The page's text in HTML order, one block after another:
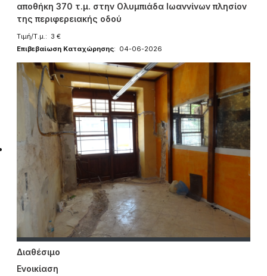
αποθήκη 370 τ.μ. στην Ολυμπιάδα Ιωαννίνων πλησίον
της περιφερειακής οδού
Τιμή/Τ.μ.: 3 €
Επιβεβαίωση Καταχώρησης: 04-06-2026
Διαθέσιμο
Ενοικίαση